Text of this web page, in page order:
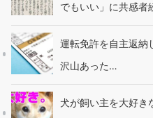
でもいい」に共感者
運転免許を自主返
沢山あった…
犬が飼い主を大好き